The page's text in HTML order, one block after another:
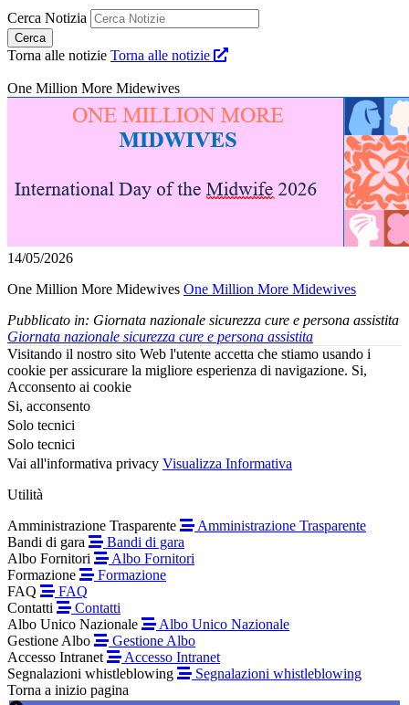
Cerca Notizia
Torna alle notizie Torna alle notizie
One Million More Midewives
14/05/2026
One Million More Midewives One Million More Midewives
Pubblicato in: Giornata nazionale sicurezza cure e persona assistita
Giornata nazionale sicurezza cure e persona assistita
Visitando il nostro sito Web l'utente accetta che stiamo usando i
cookie per assicurare la migliore esperienza di navigazione. Si,
Acconsento ai cookie
Si, acconsento
Solo tecnici
Solo tecnici
Vai all'informativa privacy Visualizza Informativa
Utilità
Amministrazione Trasparente
Amministrazione Trasparente
Bandi di gara
Bandi di gara
Albo Fornitori
Albo Fornitori
Formazione
Formazione
FAQ
FAQ
Contatti
Contatti
Albo Unico Nazionale
Albo Unico Nazionale
Gestione Albo
Gestione Albo
Accesso Intranet
Accesso Intranet
Segnalazioni whistleblowing
Segnalazioni whistleblowing
Torna a inizio pagina